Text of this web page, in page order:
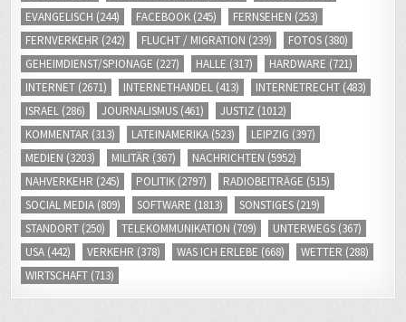
KOMMENTAR(313) LATEINAMERIKA(523) LEIPZIG(397)
MEDIEN(3203) MILITÄR (367) NACHRICHTEN(5952)
NAHVERKEHR(245) POLITIK(2797) RADIOBEITRÄGE(515)
SOCIAL MEDIA(809) SOFTWARE(1813) SONSTIGES(219)
STANDORT(250) TELEKOMMUNIKATION(709) UNTERWEGS
USA(442) VERKEHR (378) WAS ICH ERLEBE(668) WETTER
WIRTSCHAFT(713)
ZUR PERSON
Ich bin Journalist. Für ein öffentlich-rechtliches
Medienunternehmen arbeite arbeite ich als Chef vom Dienst (CvD)